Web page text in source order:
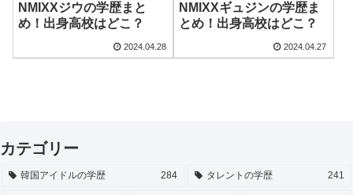
NMIXXジウの学歴まと
め！出身高校はどこ？
2024.04.28
NMIXXギュジンの学歴ま
とめ！出身高校はどこ？
2024.04.27
カテゴリー
韓国アイドルの学歴 284 タレントの学歴 241